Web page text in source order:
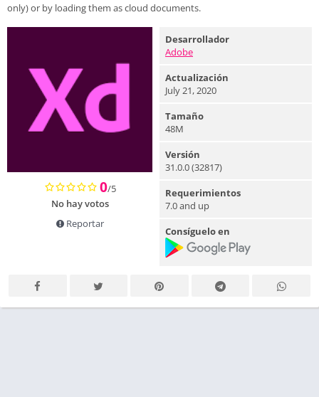
only) or by loading them as cloud documents.
0/5
No hay votos
Reportar
Desarrollador
Adobe
Actualización
July 21, 2020
Tamaño
48M
Versión
31.0.0 (32817)
Requerimientos
7.0 and up
Consíguelo en